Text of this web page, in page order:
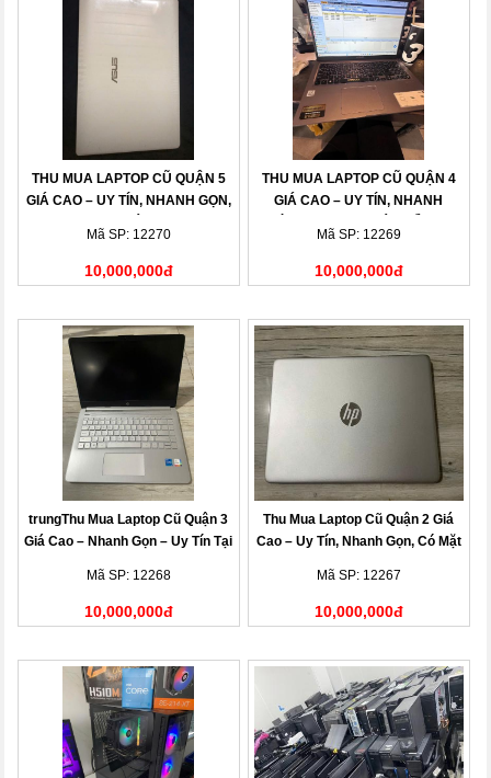
THU MUA LAPTOP CŨ QUẬN 5
GIÁ CAO – UY TÍN, NHANH GỌN,
Mã SP: 12270
10,000,000đ
THU MUA LAPTOP CŨ QUẬN 4
GIÁ CAO – UY TÍN, NHANH
Mã SP: 12269
10,000,000đ
trungThu Mua Laptop Cũ Quận 3
Giá Cao – Nhanh Gọn – Uy Tín Tại
Mã SP: 12268
10,000,000đ
Thu Mua Laptop Cũ Quận 2 Giá
Cao – Uy Tín, Nhanh Gọn, Có Mặt
Mã SP: 12267
10,000,000đ